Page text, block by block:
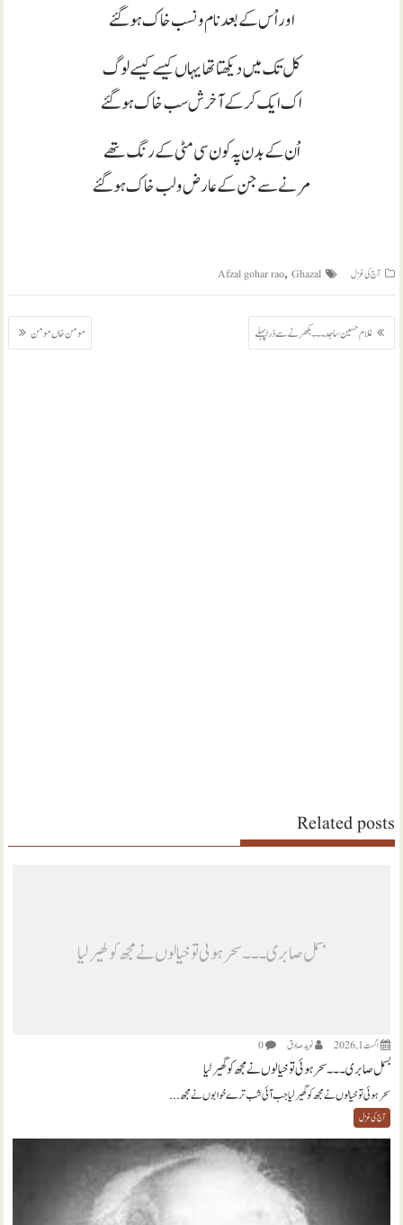
اور اْس کے بعد نام ونسب خاک ہو گئے
کل تک میں دیکھتا تھا یہاں کیسے کیسے لوگ
اک ایک کرکے آخرش سب خاک ہو گئے
اْن کے بدن پہ کون سی مٹی کے رنگ تھے
مرنے سے جن کے عارض و لب خاک ہو گئے
آج کی غزل Afzal gohar rao, Ghazal
پوسٹوں
کی
غلام حسین ساجد ۔۔۔ بکھرنے سے ذرا پہلے مومن خاں مومن
Related posts
بسمل صابری ۔۔۔ سحر ہوئی تو خیالوں نے مجھ کو گھیر لیا
اگست 1, 2026 نويد صادق 0
بسمل صابری ۔۔۔ سحر ہوئی تو خیالوں نے مجھ کو گھیر لیا
سحر ہوئی تو خیالوں نے مجھ کو گھیر لیا جب آئی شب ترے خوابوں نے مجھ...
آج کی غزل